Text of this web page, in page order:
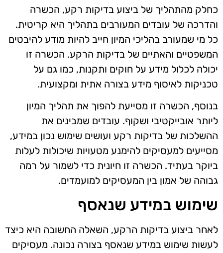
כחלק מהתהליך של ביצוע בדיקות רקע, הכשרה
והדרכה של עובדים המעורבים בתהליך היא קריטית.
כל מי שמעורב בהליכי המיון חייב להיות מודע להיבטים
המשפטיים והאתיים של בדיקות הרקע. הכשרה זו
יכולה לכלול מידע על חוקים ותקנות, כמו גם על
טכניקות לאיסוף מידע בצורה אתית ומקצועית.
בנוסף, הכשרה זו מסייעת להפוך את תהליך המיון
ליותר אובייקטיבי ושקוף. עובדים שמבינים את
ההשלכות של בדיקות רקע ועושים שימוש נכון במידע,
מסייעים למעסיקים להימנע מטעויות שיכולות לעלות
ביוקר בעתיד. הכשרה זו חיונית כדי לשמור על רמה
גבוהה של אמון בין המעסיקים למועמדים.
שימוש במידע שנאסף
לאחר ביצוע בדיקות הרקע, השאלה החשובה היא כיצד
לעשות שימוש במידע שנאסף בצורה נכונה. מעסיקים